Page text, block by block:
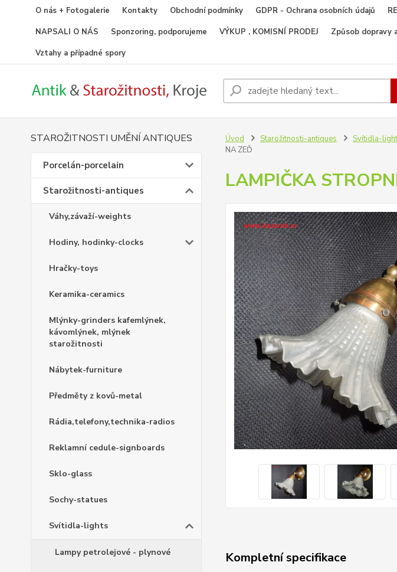
O nás + Fotogalerie Kontakty Obchodní podmínky GDPR - Ochrana osobních údajů
NAPSALI O NÁS
Sponzoring, podporujeme VÝKUP , KOMISNÍ PRODEJ Způsob dopravy
Vztahy a případné spory
STAROŽITNOSTI UMĚNÍ ANTIQUES
Porcelán-porcelain
Starožitnosti-antiques
Váhy,závaží-weights
Hodiny, hodinky-clocks
Hračky-toys
Keramika-ceramics
Mlýnky-grinders kafemlýnek,
kávomlýnek, mlýnek
starožitnosti
Nábytek-furniture
Předměty z kovů-metal
Rádia,telefony,technika-radios
Reklamní cedule-signboards
Sklo-glass
Sochy-statues
Svítidla-lights
Lampy petrolejové - plynové
Úvod Starožitnosti-antiques Svítidla-
NA ZEĎ
LAMPIČKA
Kompletní specifikace